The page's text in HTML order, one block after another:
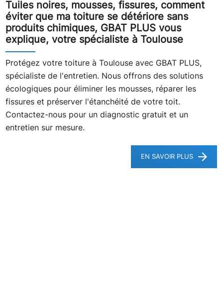
Tuiles noires, mousses, fissures, comment
éviter que ma toiture se détériore sans
produits chimiques, GBAT PLUS vous
explique, votre spécialiste à Toulouse
Protégez votre toiture à Toulouse avec GBAT PLUS,
spécialiste de l'entretien. Nous offrons des solutions
écologiques pour éliminer les mousses, réparer les
fissures et préserver l'étanchéité de votre toit.
Contactez-nous pour un diagnostic gratuit et un
entretien sur mesure.
EN SAVOIR PLUS